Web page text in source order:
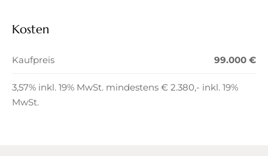
Kosten
Kaufpreis 99.000 €
3,57% inkl. 19% MwSt. mindestens € 2.380,- inkl. 19%
MwSt.